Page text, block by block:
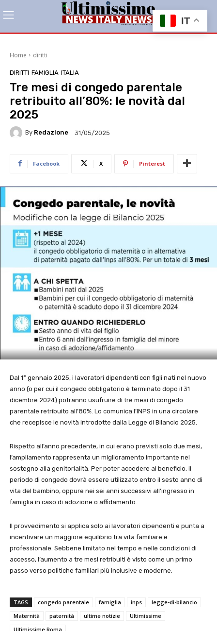
Home diritti
DIRITTI FAMIGLIA ITALIA
Tre mesi di congedo parentale
retribuito all’80%: le novità dal
2025
By Redazione 31/05/2025
Facebook X Pinterest
Dal 1° gennaio 2025, i lavoratori dipendenti con figli nati nel nuovo
anno (o per cui il congedo obbligatorio è terminato dopo il 31
dicembre 2024) potranno usufruire di tre mesi di congedo
parentale retribuito all’80%. Lo comunica l’INPS in una circolare
che recepisce le novità introdotte dalla Legge di Bilancio 2025.
Rispetto all’anno precedente, in cui erano previsti solo due mesi,
l’ampliamento rappresenta un miglioramento importante nel
sostegno alla genitorialità. Per poter accedere al beneficio, il
periodo di congedo dovrà essere utilizzato entro il sesto anno di
vita del bambino, oppure nei sei anni successivi all’ingresso in
famiglia in caso di adozione o affidamento.
Il provvedimento si applica solo ai lavoratori dipendenti e punta a
incentivare un maggiore equilibrio tra vita familiare e
professionale. Sebbene limitato nel tempo e nelle condizioni di
accesso, l’aumento a tre mesi retribuiti è visto come un primo
passo verso politiche familiari più inclusive e moderne.
TAGS congedo parentale famiglia inps
legge-di-bilancio
Maternità
paternità ultime notizie
Ultimissime
Ultimissime Roma
IT